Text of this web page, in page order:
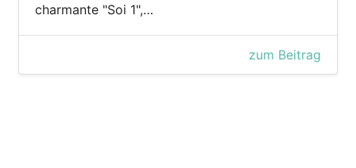
charmante "Soi 1",…
zum Beitrag